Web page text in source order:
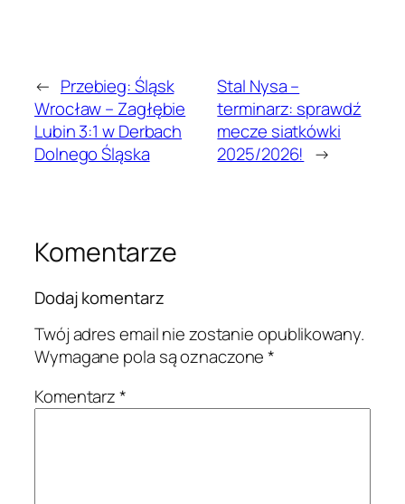
← Przebieg: Śląsk
Wrocław – Zagłębie
Lubin 3:1 w Derbach
Dolnego Śląska
Stal Nysa –
terminarz: sprawdź
mecze siatkówki
2025/2026! →
Komentarze
Dodaj komentarz
Twój adres email nie zostanie opublikowany.
Wymagane pola są oznaczone*
Komentarz*